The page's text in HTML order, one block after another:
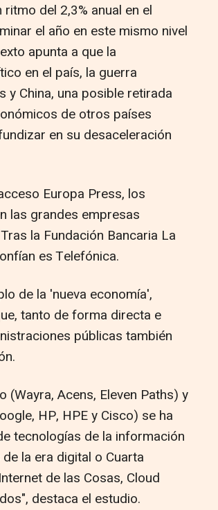
del 2,3% anual en el
el año en este mismo nivel
apunta a que la
en el país, la guerra
y China, una posible retirada
de otros países
en su desaceleración
Europa Press, los
las grandes empresas
la Fundación Bancaria La
es Telefónica.
de la 'nueva economía',
tanto de forma directa e
públicas también
Acens, Eleven Paths) y
HP, HPE y Cisco) se ha
tecnologías de la información
la era digital o Cuarta
de las Cosas, Cloud
destaca el estudio.